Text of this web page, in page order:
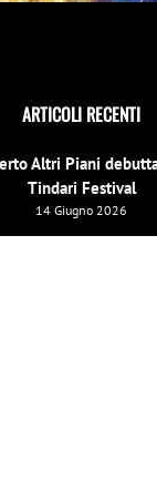
ARTICOLI RECENTI
Altri Piani
Tindari Festival
14 Giugno 2026